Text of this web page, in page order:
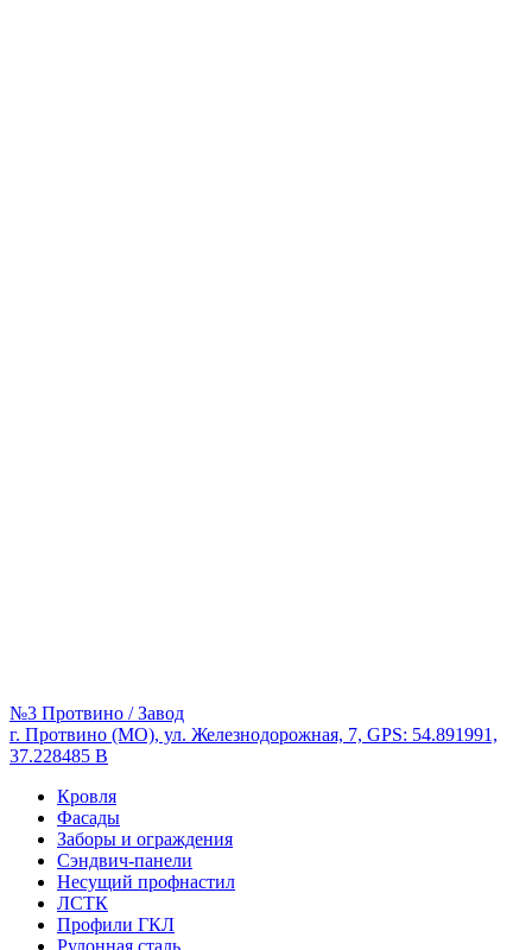
№3 Протвино / Завод
г. Протвино (МО), ул. Железнодорожная, 7, GPS: 54.891991,
37.228485 В
Кровля
Фасады
Заборы и ограждения
Сэндвич-панели
Несущий профнастил
ЛСТК
Профили ГКЛ